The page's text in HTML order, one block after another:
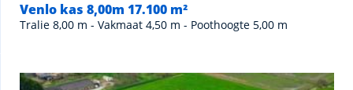
Venlo kas 8,00m 17.100 m²
Tralie 8,00 m - Vakmaat 4,50 m - Poothoogte 5,00 m